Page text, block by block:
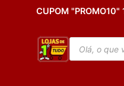
CUPOM "PROMO10"
Pesquisar
produtos